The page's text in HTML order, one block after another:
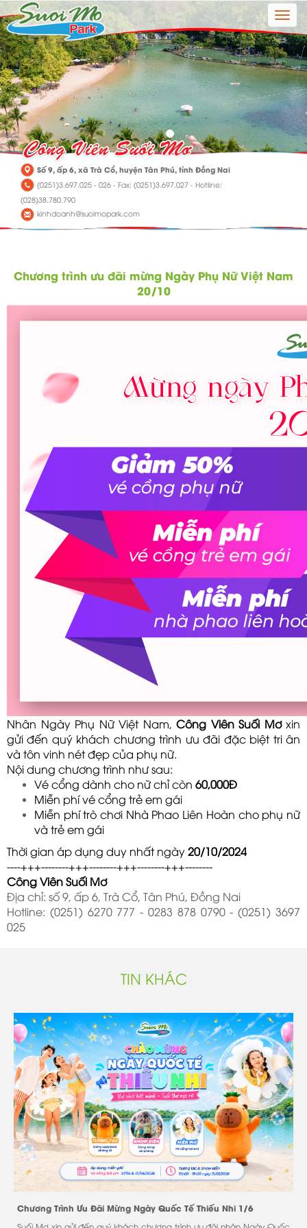
Toggle
Số 9, ấp 6, xã Trà Cổ, huyện Tân Phú, tỉnh Đồng Nai
(0251)3.697.025 - 026 - Fax: (0251)3.697.027 - Hotline:
(028)38.780.790
kinhdoanh@suoimopark.com
Chương trình ưu đãi mừng Ngày Phụ Nữ Việt Nam
20/10
Nhân Ngày Phụ Nữ Việt Nam, Công Viên Suối Mơxin
gửi đến quý khách chương trình ưu đãi đặc biệt tri ân
và tôn vinh nét đẹp của phụ nữ.
Nội dung chương trình như sau:
Vé cổng dành cho nữ chỉ còn 60,000Đ
Miễn phí vé cổng trẻ em gái
Miễn phí trò chơi Nhà Phao Liên Hoàn cho phụ nữ
và trẻ em gái
Thời gian áp dụng duy nhất ngày20/10/2024
----+++--------+++--------+++--------+++--------
Công Viên Suối Mơ
Địa chỉ: số 9, ấp 6, Trà Cổ, Tân Phú, Đồng Nai
Hotline: (0251) 6270 777 - 0283 878 0790 - (0251) 3697
025
TIN KHÁC
Chương Trình Ưu Đãi Mừng Ngày Quốc Tế Thiếu Nhi 1/6